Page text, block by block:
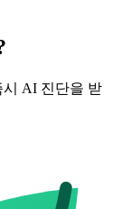
시 AI 진단을 받